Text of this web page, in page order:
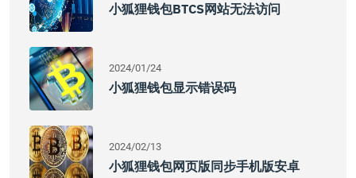
小狐狸钱包BTCS网站无法访问
2024/01/24
小狐狸钱包显示错误码
2024/02/13
小狐狸钱包网页版同步手机版安卓